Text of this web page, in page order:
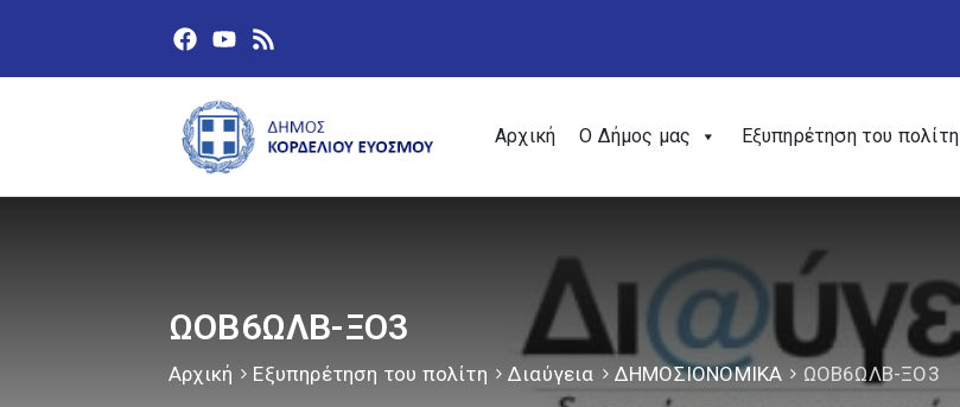
Αρχική Ο Δήμος μας Εξυπηρέτηση του πολίτη
ΩΟΒ6ΩΛΒ-ΞΟ3
Αρχική Εξυπηρέτηση του πολίτη Διαύγεια ΔΗΜΟΣΙΟΝΟΜΙΚΑ ΩΟΒ6ΩΛΒ-ΞΟ3